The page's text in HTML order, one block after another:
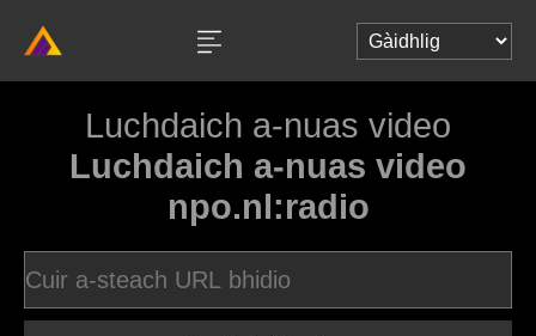
Luchdaich a-nuas video
Luchdaich a-nuas video
npo.nl:radio